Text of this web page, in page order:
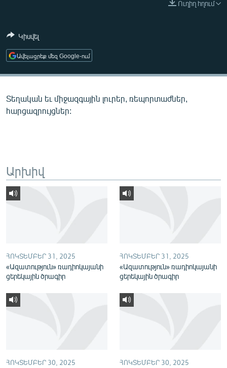
ՄԵԿՆԱԲԱՆՈՒԹՅՈՒՆ
ԿՈՐՈՆԱՎԻՐՈՒՍ
ԱՐԽԻՎ
ՁԳՏԵԼՈՎ ԼԱՎԱԳՈՒՅՆԻՆ
ՓՈԴՔԱՍԹ
Русский
ՀԵՏԵՎԵՔ ՄԵԶ
«Ազատության» բոլոր կայքերը
Ուղիղ հղում
Կիսվել
Ավելացրեք մեզ Google-ում
Տեղական եւ միջազգային լուրեր, ռեպորտաժներ,
հարցազրույցներ:
Արխիվ
ՀՈԿՏԵՄԲԵՐ 31, 2025
«Ազատություն» ռադիոկայանի
ցերեկային ծրագիր
ՀՈԿՏԵՄԲԵՐ 31, 2025
«Ազատություն» ռադիոկայանի
ցերեկային ծրագիր
ՀՈԿՏԵՄԲԵՐ 30, 2025 ՀՈԿՏԵՄԲԵՐ 30, 2025